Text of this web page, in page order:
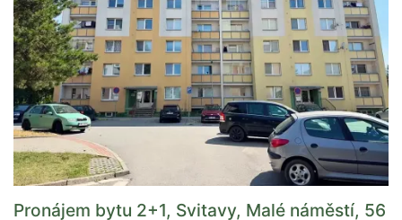
Pronájem bytu 2+1, Svitavy, Malé náměstí, 56